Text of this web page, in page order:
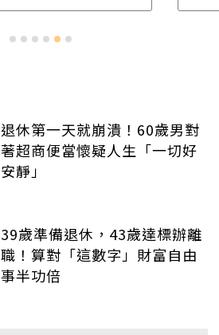
退休第一天就崩潰！60歲男對
著超商便當懷疑人生「一切好
安靜」
39歲準備退休，43歲達標辦離
職！算對「這數字」財富自由
事半功倍